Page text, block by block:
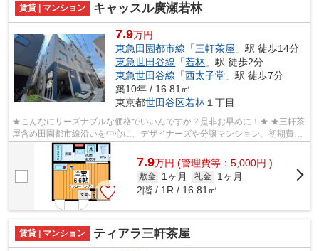
賃貸 | マンション キャッスル廣瀬若林
7.9万円
東急田園都市線 「三軒茶屋 」駅 徒歩14分
東急世田谷線 「若林 」駅 徒歩2分
東急世田谷線 「西太子堂 」駅 徒歩7分
築10年 / 16.81㎡
東京都世田谷区若林 １丁目
★こんなにリーズナブルな価格でいいんですか？是非お早めに！★ ★三軒茶
屋含め田園都市線沿いを中心に、デザイナーズや分譲マンション、初期費用
を抑えた部屋探しはぜひ当社にお任せく...
7.9万円 (管理費等：5,000円 )
敷金 1ヶ月 礼金
1ヶ月
2階 / 1R / 16.81㎡
賃貸 | マンション ティアラ三軒茶屋